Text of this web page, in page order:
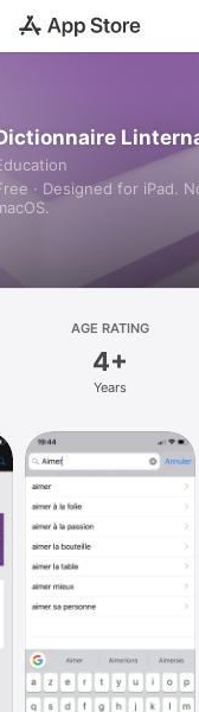
· Designed for iPad.
AGE RATING
4+
Years